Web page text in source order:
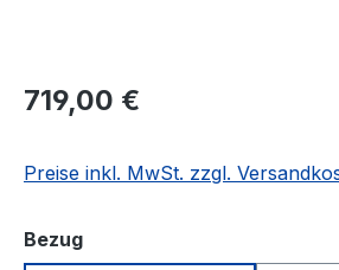
719,00 €
Preise inkl. MwSt. zzgl.
Bezugauswählen